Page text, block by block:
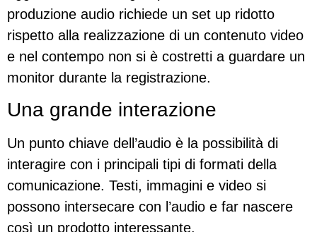
produzione audio richiede un set up ridotto
rispetto alla realizzazione di un contenuto video
e nel contempo non si è costretti a guardare un
monitor durante la registrazione.
Una grande interazione
Un punto chiave dell’audio è la possibilità di
interagire con i principali tipi di formati della
comunicazione. Testi, immagini e video si
possono intersecare con l’audio e far nascere
così un prodotto interessante.